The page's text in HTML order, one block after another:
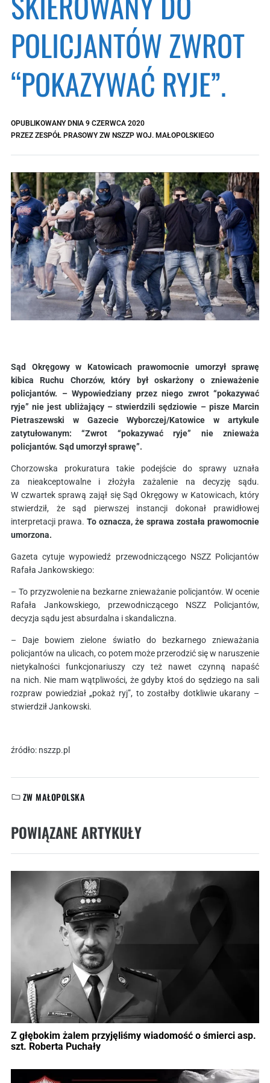
POLICJANTÓW ZWROT
“POKAZYWAĆ RYJE”.
OPUBLIKOWANY DNIA 9 CZERWCA 2020
PRZEZ ZESPÓŁ PRASOWY ZW NSZZP WOJ. MAŁOPOLSKIEGO
Sąd Okręgowy w Katowicach prawomocnie umorzył sprawę
kibica Ruchu Chorzów, który był oskarżony o znieważenie
policjantów. – Wypowiedziany przez niego zwrot “pokazywać
ryje” nie jest ubliżający – stwierdzili sędziowie – pisze Marcin
Pietraszewski w Gazecie Wyborczej/Katowice w artykule
zatytułowanym: “Zwrot “pokazywać ryje” nie znieważa
policjantów. Sąd umorzył sprawę”.
Chorzowska prokuratura takie podejście do sprawy uznała
za nieakceptowalne i złożyła zażalenie na decyzję sądu.
W czwartek sprawą zajął się Sąd Okręgowy w Katowicach, który
stwierdził, że sąd pierwszej instancji dokonał prawidłowej
interpretacji prawa. To oznacza, że sprawa została prawomocnie
umorzona.
Gazeta cytuje wypowiedź przewodniczącego NSZZ Policjantów
Rafała Jankowskiego:
– To przyzwolenie na bezkarne znieważanie policjantów. W ocenie
Rafała Jankowskiego, przewodniczącego NSZZ Policjantów,
decyzja sądu jest absurdalna i skandaliczna.
– Daje bowiem zielone światło do bezkarnego znieważania
policjantów na ulicach, co potem może przerodzić się w naruszenie
nietykalności funkcjonariuszy czy też nawet czynną napaść
na nich. Nie mam wątpliwości, że gdyby ktoś do sędziego na sali
rozpraw powiedział „pokaż ryj”, to zostałby dotkliwie ukarany –
stwierdził Jankowski.
źródło: nszzp.pl
KATEGORIE:
ZW MAŁOPOLSKA
POWIĄZANE ARTYKUŁY
Z głębokim żalem przyjęliśmy wiadomość o śmierci asp.
szt. Roberta Puchały